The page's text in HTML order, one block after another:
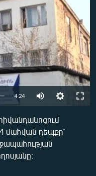
available
4:24
360p
404p
մահվան դեպքը՝